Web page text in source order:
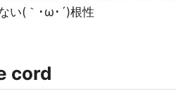
い(｀･ω･´)根性
cord